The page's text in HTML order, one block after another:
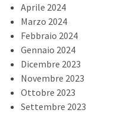
Aprile 2024
Marzo 2024
Febbraio 2024
Gennaio 2024
Dicembre 2023
Novembre 2023
Ottobre 2023
Settembre 2023